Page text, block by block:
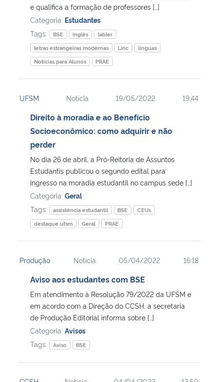
e qualifica a formação de professores […]
Categoria: Estudantes
Tags:
BSE inglês
labler
letras estrangeiras modernas
Linc
línguas
Notícias para Alunos
PRAE
UFSM Notícia 19/05/2022 19:44
Direito à moradia e ao Benefício
Socioeconômico: como adquirir e não
perder
No dia 26 de abril, a Pró-Reitoria de Assuntos
Estudantis publicou o segundo edital para
ingresso na moradia estudantil no campus sede […]
Categoria: Geral
Tags:
assistência estudantil BSE
CEUs
destaque ufsm
Geral PRAE
Produção Notícia 05/04/2022 16:18
Aviso aos estudantes com BSE
Em atendimento à Resolução 79/2022 da UFSM e
em acordo com a Direção do CCSH, a secretaria
de Produção Editorial informa sobre […]
Categoria: Avisos
Tags:
Aviso BSE